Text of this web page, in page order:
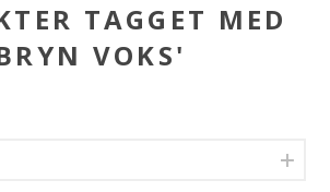
TAGGET MED
VOKS'